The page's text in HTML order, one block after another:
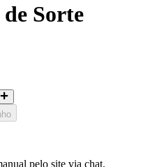
Sorte
pelo site via chat.